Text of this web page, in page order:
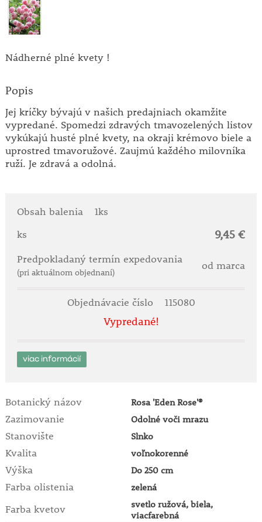
Nádherné plné kvety !
Popis
Jej kríčky bývajú v našich predajniach okamžite
vypredané. Spomedzi zdravých tmavozelených listov
vykúkajú husté plné kvety, na okraji krémovo biele a
uprostred tmavoružové. Zaujmú každého milovníka
ruží. Je zdravá a odolná.
Obsah balenia
1ks
ks
9,45 €
Predpokladaný termín expedovania
(pri aktuálnom objednaní)
od marca
Objednávacie číslo 115080
Vypredané!
viac informácií
Botanický názov Rosa 'Eden Rose'®
Zazimovanie Odolné voči mrazu
Stanovište Slnko
Kvalita voľnokorenné
Výška Do 250 cm
Farba olistenia zelená
Farba kvetov
svetlo ružová, biela,
viacfarebná